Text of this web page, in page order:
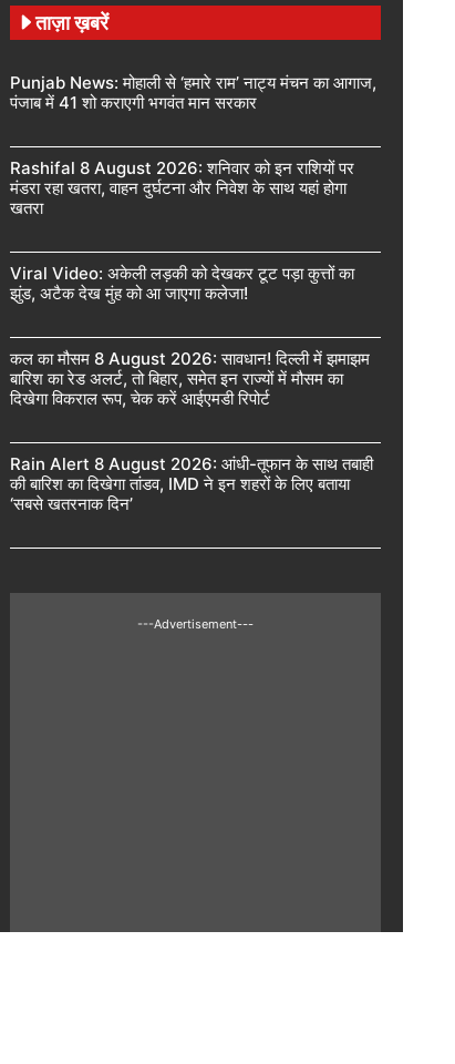
ताज़ा ख़बरें
Punjab News: मोहाली से ‘हमारे राम’ नाट्य मंचन का आगाज,
पंजाब में 41 शो कराएगी भगवंत मान सरकार
Rashifal 8 August 2026: शनिवार को इन राशियों पर
मंडरा रहा खतरा, वाहन दुर्घटना और निवेश के साथ यहां होगा
खतरा
Viral Video: अकेली लड़की को देखकर टूट पड़ा कुत्तों का
झुंड, अटैक देख मुंह को आ जाएगा कलेजा!
कल का मौसम 8 August 2026: सावधान! दिल्ली में झमाझम
बारिश का रेड अलर्ट, तो बिहार, समेत इन राज्यों में मौसम का
दिखेगा विकराल रूप, चेक करें आईएमडी रिपोर्ट
Rain Alert 8 August 2026: आंधी-तूफान के साथ तबाही
की बारिश का दिखेगा तांडव, IMD ने इन शहरों के लिए बताया
‘सबसे खतरनाक दिन’
---Advertisement---